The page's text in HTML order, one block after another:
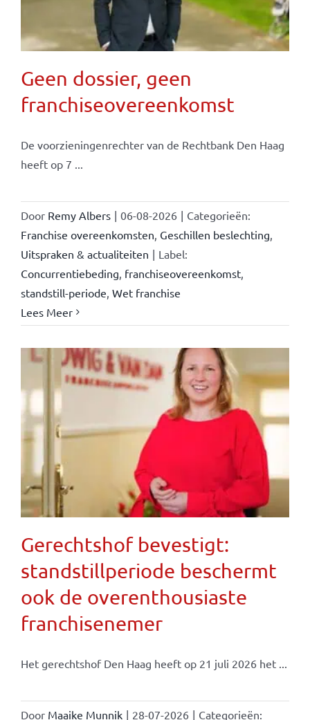
Geen dossier, geen
franchiseovereenkomst
De voorzieningenrechter van de Rechtbank Den Haag
heeft op 7 ...
Door Remy Albers | 06-08-2026 | Categorieën:
Franchise overeenkomsten Geschillen beslechting
Uitspraken & actualiteiten | Label:
Concurrentiebeding franchiseovereenkomst,
standstill-periode Wet franchise
Lees Meer
Gerechtshof bevestigt:
standstillperiode beschermt
ook de overenthousiaste
franchisenemer
Het gerechtshof Den Haag heeft op 21 juli 2026 het ...
Door Maaike Munnik | 28-07-2026 | Categorieën: